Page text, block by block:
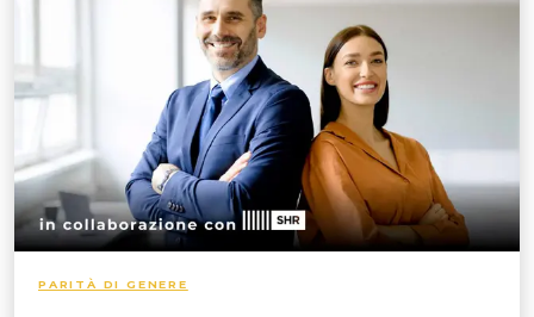
PARITÀ DI GENERE